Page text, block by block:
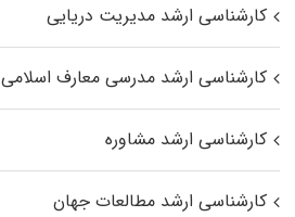
کارشناسی ارشد مدیریت دریایی
کارشناسی ارشد مدرسی معارف اسلامی
کارشناسی ارشد مشاوره
کارشناسی ارشد مطالعات جهان